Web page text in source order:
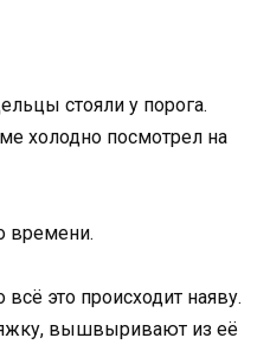
стояли у порога.
холодно посмотрел на
времени.
это происходит наяву.
вышвыривают из её